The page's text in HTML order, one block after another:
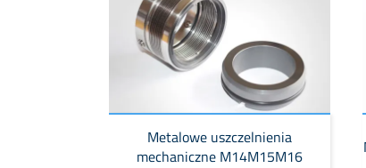
Metalowe uszczelnienia
mechaniczne M14M15M16